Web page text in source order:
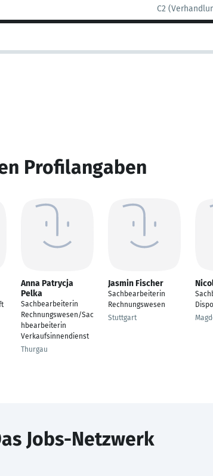
C2
Profilangaben
Anna Patrycja
Pelka
Sachbearbeiterin
Rechnungswesen/Sac
hbearbeiterin
Verkaufsinnendienst
Thurgau
Jasmin Fischer
Sachbearbeiterin
Rechnungswesen
Stuttgart
Jobs-Netzwerk